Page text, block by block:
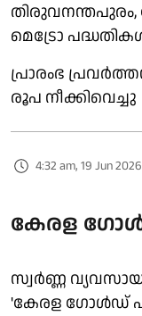
തിരുവനന്തപുരം,
മെട്രോ
പ്രാരംഭ
രൂപ നീക്കിവെച്ചു
4:32 am, 19 Jun 2026
കേരള
സ്വർണ്ണ
'കേരള ഗോൾഡ്